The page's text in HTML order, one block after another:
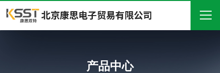
关于我们
产品中心